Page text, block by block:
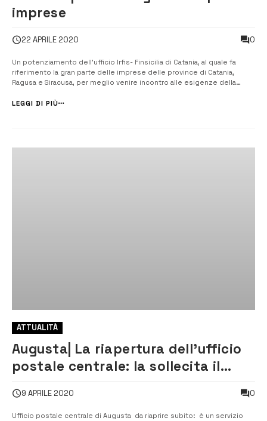
imprese
22 APRILE 2020 0
Un potenziamento dell’ufficio Irfis- Finsicilia di Catania, al quale fa
riferimento la gran parte delle imprese delle province di Catania,
Ragusa e Siracusa, per meglio venire incontro alle esigenze della
Governatore della Regione siciliana, Nello Musumeci, il presiden...
LEGGI DI PIÙ
ATTUALITÀ
Augusta| La riapertura dell’ufficio
postale centrale: la sollecita il
9 APRILE 2020 0
Ufficio postale centrale di Augusta da riaprire subito: è un servizio